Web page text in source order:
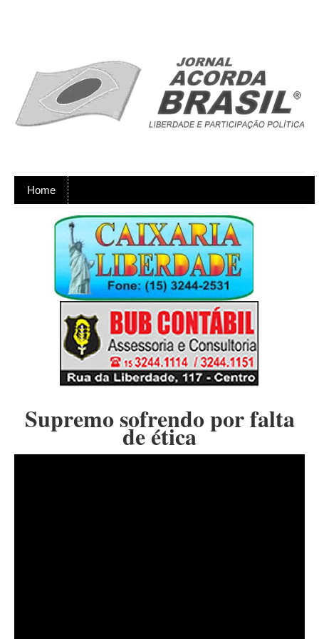
Home
Ano XX - Postagens nos dias úteis,
de segunda a sexta-feira
Supremo sofrendo por falta
de ética